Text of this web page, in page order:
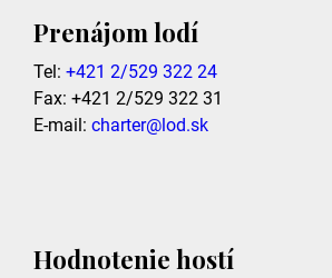
Prenájom lodí
Tel: +421 2/529 322 24
Fax: +421 2/529 322 31
E-mail: charter@lod.sk
Hodnotenie hostí